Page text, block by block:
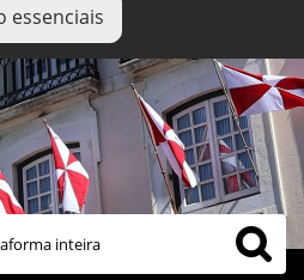
essenciais